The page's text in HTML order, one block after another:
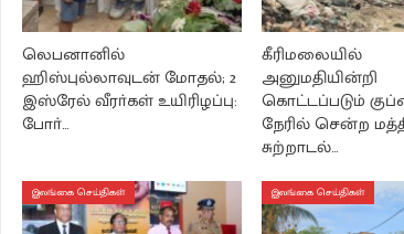
லெபனானில்
ஹிஸ்புல்லாவுடன் மோதல்; 2
இஸ்ரேல் வீரா்கள் உயிரிழப்பு:
போா்…
கீரிமலையில்
அனுமதியின்றி
கொட்டப்படும்
நேரில் சென்ற
சுற்றாடல்…
இலங்கை செய்திகள் இலங்கை செய்திகள்